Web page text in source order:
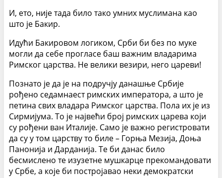
И, ето, није тада било тако умних муслимана као
што је Бакир.
Идући Бакировом логиком, Срби би без по муке
могли да себе прогласе баш важним владарима
Римског царства. Не велики везири, него цареви!
Познато је да је на подручју данашње Србије
рођено седамнаест римских императора, а што је
петина свих владара Римског царства. Пола их је из
Сирмијума. То је највећи број римских царева који
су рођени ван Италије. Само је важно регистровати
да су у том царству то биле – Горња Мезија, Доња
Панонија и Дарданија. Те би данас било
бесмислено те изузетне мушкарце прекомандовати
у Србе, а које би постројавао неки демократски